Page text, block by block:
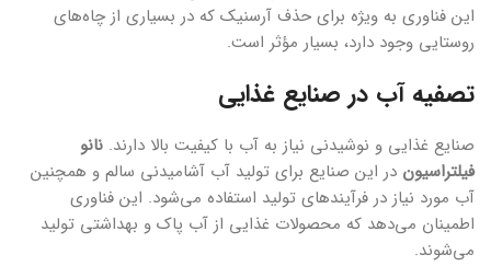
این فناوری به ویژه برای حذف آرسنیک که در بسیاری از چاه‌های
روستایی وجود دارد، بسیار مؤثر است.
تصفیه آب در صنایع غذایی
صنایع غذایی و نوشیدنی نیاز به آب با کیفیت بالا دارند. نانو
فیلتراسیون در این صنایع برای تولید آب آشامیدنی سالم و همچنین
آب مورد نیاز در فرآیندهای تولید استفاده می‌شود. این فناوری
اطمینان می‌دهد که محصولات غذایی از آب پاک و بهداشتی تولید
می‌شوند.